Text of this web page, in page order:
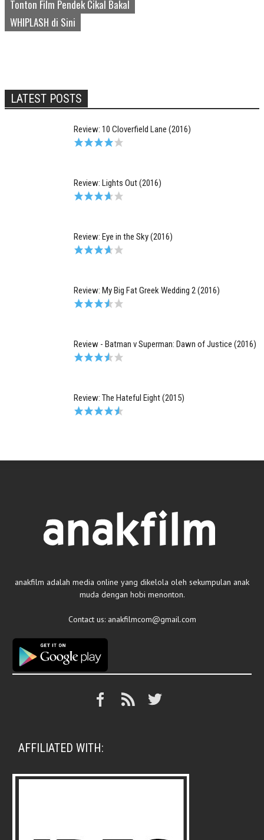
Tonton Film Pendek Cikal Bakal
WHIPLASH di Sini
LATEST POSTS
Review: 10 Cloverfield Lane (2016)
Review: Lights Out (2016)
Review: Eye in the Sky (2016)
Review: My Big Fat Greek Wedding 2 (2016)
Review - Batman v Superman: Dawn of Justice (2016)
Review: The Hateful Eight (2015)
anakfilm adalah media online yang dikelola oleh sekumpulan anak
muda dengan hobi menonton.
Contact us: anakfilmcom@gmail.com
AFFILIATED WITH: